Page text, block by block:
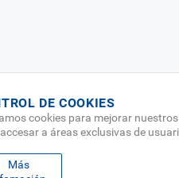
DE COOKIES
cookies para mejorar
a áreas exclusivas de
Más